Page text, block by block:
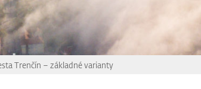
Trenčín – základné varianty